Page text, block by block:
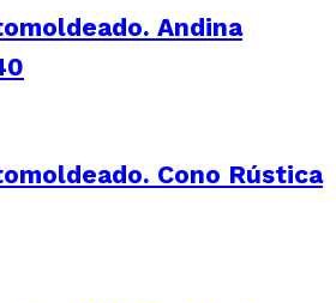
Andina
Cono Rústica